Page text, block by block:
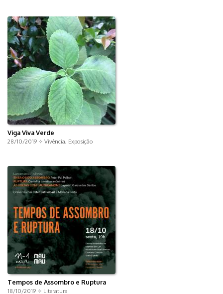
Viga Viva Verde
28/10/2019 ✧ Vivência, Exposição
Tempos de Assombro e Ruptura
18/10/2019 ✧ Literatura